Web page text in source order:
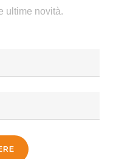
ultime novità.